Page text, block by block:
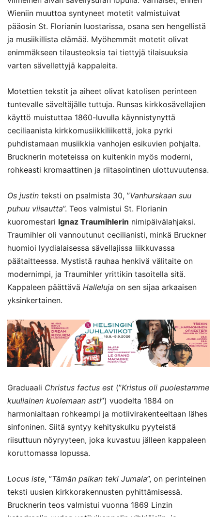
Wieniin muuttoa syntyneet motetit valmistuivat
pääosin St. Florianin luostarissa, osana sen hengellistä
ja musiikillista elämää. Myöhemmät motetit olivat
enimmäkseen tilausteoksia tai tiettyjä tilaisuuksia
varten sävellettyjä kappaleita.
Motettien tekstit ja aiheet olivat katolisen perinteen
tuntevalle säveltäjälle tuttuja. Runsas kirkkosävellajien
käyttö muistuttaa 1860-luvulla käynnistynyttä
ceciliaanista kirkkomusiikkiliikettä, joka pyrki
puhdistamaan musiikkia vanhojen esikuvien pohjalta.
Brucknerin moteteissa on kuitenkin myös moderni,
rohkeasti kromaattinen ja riitasointinen ulottuvuutensa.
Os justin teksti on psalmista 30, ”Vanhurskaan suu
puhuu viisautta”. Teos valmistui St. Florianin
kuoromestari Ignaz Traumihlerin nimipäivälahjaksi.
Traumihler oli vannoutunut cecilianisti, minkä Bruckner
huomioi lyydialaisessa sävellajissa liikkuvassa
päätaitteessa. Mystistä rauhaa henkivä välitaite on
modernimpi, ja Traumihler yrittikin tasoitella sitä.
Kappaleen päättävä Halleluja on sen sijaa arkaaisen
yksinkertainen.
Graduaali Christus factus est (”Kristus oli puolestamme
kuuliainen kuolemaan asti”) vuodelta 1884 on
harmonialtaan rohkeampi ja motiivirakenteeltaan lähes
sinfoninen. Siitä syntyy kehityskulku pyyteistä
riisuttuun nöyryyteen, joka kuvastuu jälleen kappaleen
koruttomassa lopussa.
Locus iste, ”Tämän paikan teki Jumala”, on perinteinen
teksti uusien kirkkorakennusten pyhittämisessä.
Brucknerin teos valmistui vuonna 1869 Linzin